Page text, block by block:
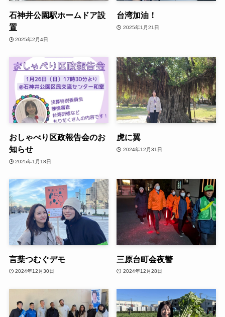
石神井公園駅ホームドア設
置
2025年2月4日
台湾加油！
2025年1月21日
おしゃべり区政報告会のお
知らせ
2025年1月18日
虎に翼
2024年12月31日
言葉つむぐデモ
2024年12月30日
三原台町会夜警
2024年12月28日